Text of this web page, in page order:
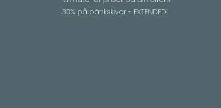
30% på bänkskivor - EXTENDED!